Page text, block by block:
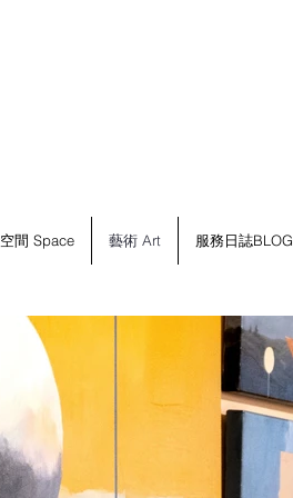
空間 Space 藝術 Art 服務日誌BLOG